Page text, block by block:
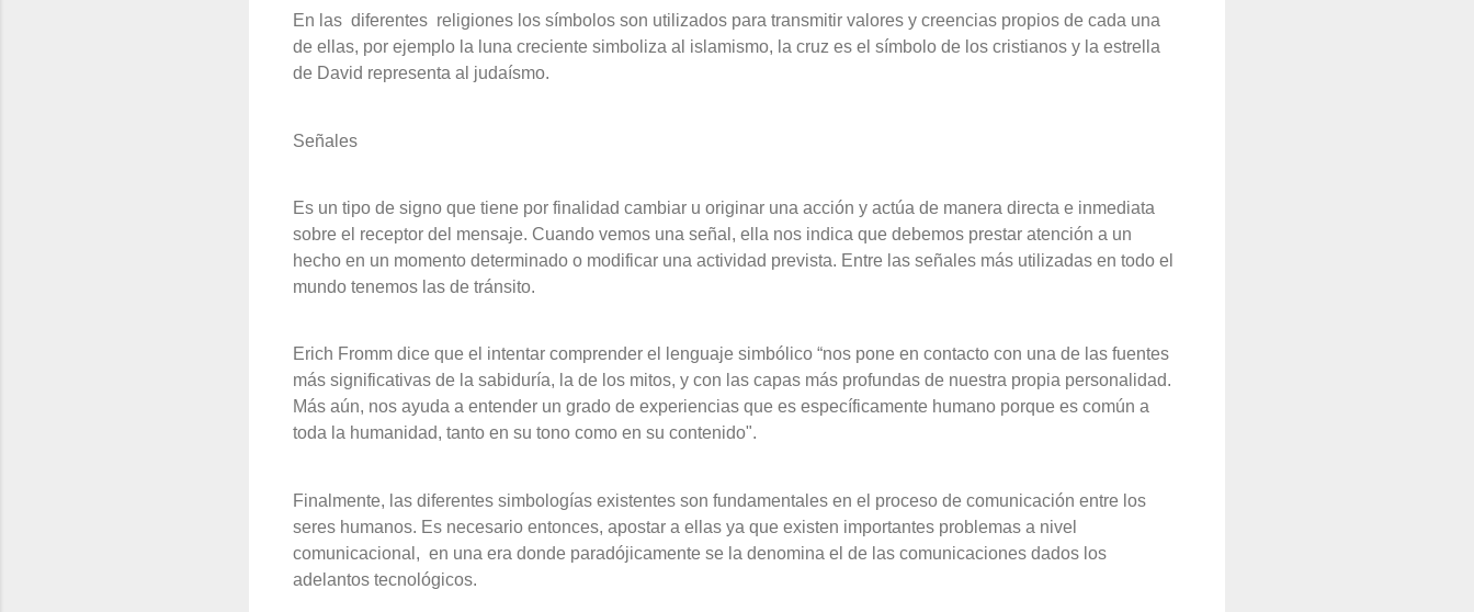
En las diferentes religiones los símbolos son utilizados para transmitir valores y creencias propios de cada una
de ellas, por ejemplo la luna creciente simboliza al islamismo, la cruz es el símbolo de los cristianos y la estrella
de David representa al judaísmo.
Señales
Es un tipo de signo que tiene por finalidad cambiar u originar una acción y actúa de manera directa e inmediata
sobre el receptor del mensaje. Cuando vemos una señal, ella nos indica que debemos prestar atención a un
hecho en un momento determinado o modificar una actividad prevista. Entre las señales más utilizadas en todo el
mundo tenemos las de tránsito.
Erich Fromm dice que el intentar comprender el lenguaje simbólico “nos pone en contacto con una de las fuentes
más significativas de la sabiduría, la de los mitos, y con las capas más profundas de nuestra propia personalidad.
Más aún, nos ayuda a entender un grado de experiencias que es específicamente humano porque es común a
toda la humanidad, tanto en su tono como en su contenido".
Finalmente, las diferentes simbologías existentes son fundamentales en el proceso de comunicación entre los
seres humanos. Es necesario entonces, apostar a ellas ya que existen importantes problemas a nivel
comunicacional, en una era donde paradójicamente se la denomina el de las comunicaciones dados los
adelantos tecnológicos.